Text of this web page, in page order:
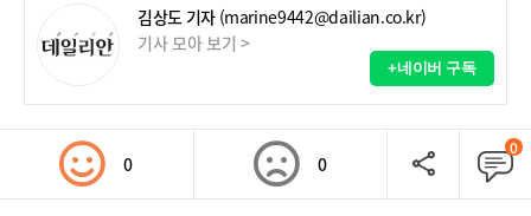
김상도 기자 (marine9442@dailian.co.kr)
기사 모아 보기 >
+네이버 구독
0 0
0